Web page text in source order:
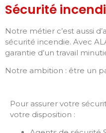
Sécurité
Notre métier c’est aussi
sécurité incendie. Avec
garantie d’un travail
Notre ambition : être un
Pour assurer votre
votre disposition :